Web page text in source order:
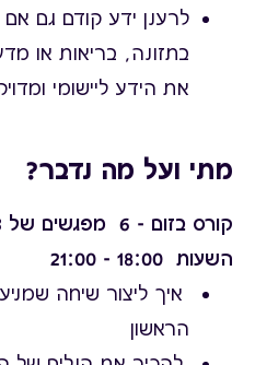
לרענן ידע קודם גם
בתזונה, בריאות או
את הידע ליישומי
מתי ועל מה נדבר?
השעות 18:00 - 21:00
איך ליצור שיחה
הראשון